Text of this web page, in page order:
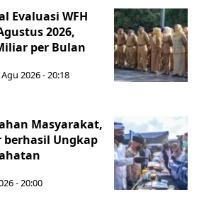
Evaluasi WFH
2026,
per Bulan
2026 - 20:18
Masyarakat,
berhasil Ungkap
- 20:00